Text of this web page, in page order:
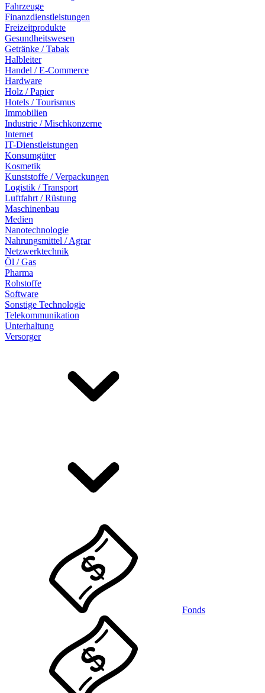
Fahrzeuge
Finanzdienstleistungen
Freizeitprodukte
Gesundheitswesen
Getränke / Tabak
Halbleiter
Handel / E-Commerce
Hardware
Holz / Papier
Hotels / Tourismus
Immobilien
Industrie / Mischkonzerne
Internet
IT-Dienstleistungen
Konsumgüter
Kosmetik
Kunststoffe / Verpackungen
Logistik / Transport
Luftfahrt / Rüstung
Maschinenbau
Medien
Nanotechnologie
Nahrungsmittel / Agrar
Netzwerktechnik
Öl / Gas
Pharma
Rohstoffe
Software
Sonstige Technologie
Telekommunikation
Unterhaltung
Versorger
Fonds